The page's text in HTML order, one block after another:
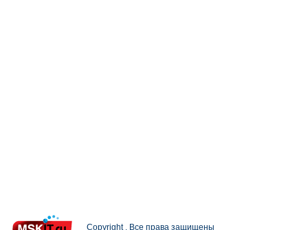
Copyright . Все права защищены